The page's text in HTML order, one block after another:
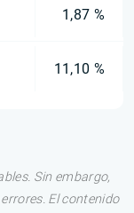
1,87 %
11,10 %
Sin embargo,
El contenido